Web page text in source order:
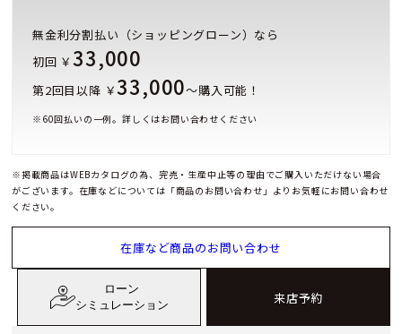
無金利分割払い（ショッピングローン）なら
初回 ￥33,000
第2回目以降 ￥33,000～購入可能！
※ 60回払いの一例。詳しくはお問い合わせください
※掲載商品はWEBカタログの為、完売・生産中止等の理由でご購入いただけない場合
がございます。在庫などについては「商品のお問い合わせ」よりお気軽にお問い合わせ
ください。
在庫など商品のお問い合わせ
ローン
シミュレーション
来店予約